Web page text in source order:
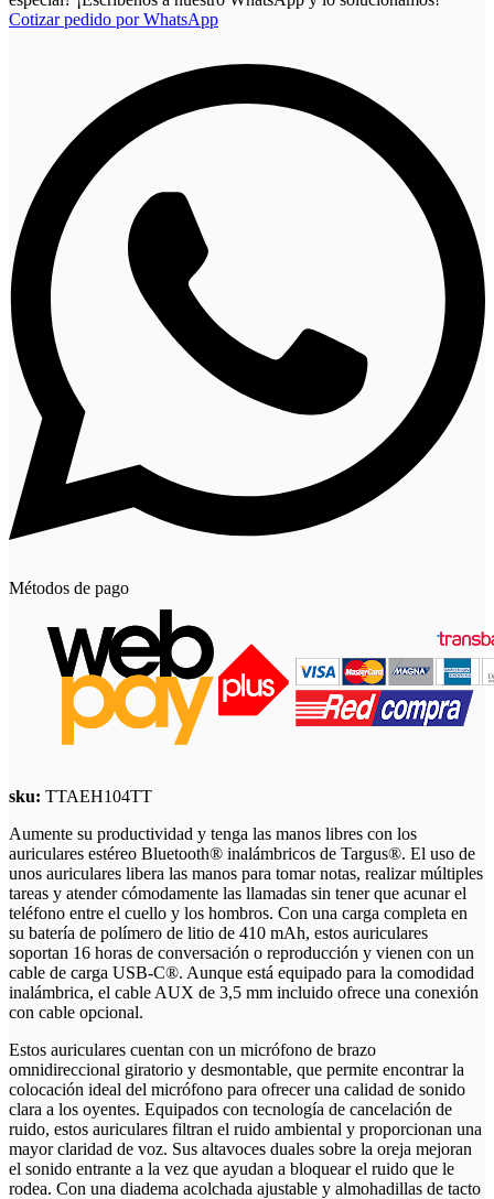
Cotizar pedido por WhatsApp
Métodos de pago
sku: TTAEH104TT
Aumente su productividad y tenga las manos libres con los
auriculares estéreo Bluetooth® inalámbricos de Targus®. El uso de
unos auriculares libera las manos para tomar notas, realizar múltiples
tareas y atender cómodamente las llamadas sin tener que acunar el
teléfono entre el cuello y los hombros. Con una carga completa en
su batería de polímero de litio de 410 mAh, estos auriculares
soportan 16 horas de conversación o reproducción y vienen con un
cable de carga USB-C®. Aunque está equipado para la comodidad
inalámbrica, el cable AUX de 3,5 mm incluido ofrece una conexión
con cable opcional.
Estos auriculares cuentan con un micrófono de brazo
omnidireccional giratorio y desmontable, que permite encontrar la
colocación ideal del micrófono para ofrecer una calidad de sonido
clara a los oyentes. Equipados con tecnología de cancelación de
ruido, estos auriculares filtran el ruido ambiental y proporcionan una
mayor claridad de voz. Sus altavoces duales sobre la oreja mejoran
el sonido entrante a la vez que ayudan a bloquear el ruido que le
rodea. Con una diadema acolchada ajustable y almohadillas de tacto